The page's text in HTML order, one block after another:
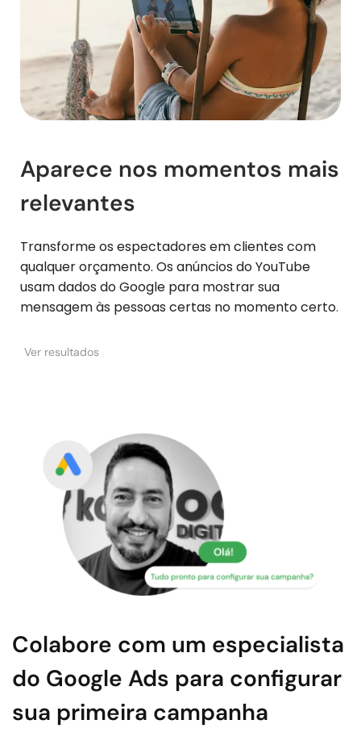
Aparece nos momentos mais
relevantes
Transforme os espectadores em clientes com
qualquer orçamento. Os anúncios do YouTube
usam dados do Google para mostrar sua
mensagem às pessoas certas no momento certo.
Ver resultados
Colabore com um especialista
do Google Ads para configurar
sua primeira campanha